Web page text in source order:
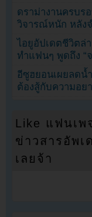
ดราม่างานครบร
วิจารณ์หนัก หลัง
ไอยูอัปเดตชีวิตล่
ทำแฟนๆ พูดถึง “
อีซูฮยอนเผยลดน้
ต้องสู้กับความอย
Like แฟนเพ
ข่าวสารอัพเ
เลยจ้า